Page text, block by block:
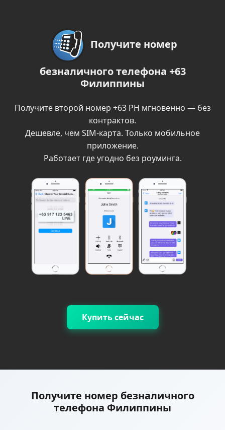
Получите номер
безналичного телефона +63
Филиппины
Получите второй номер +63 PH мгновенно — без
контрактов.
Дешевле, чем SIM-карта. Только мобильное
приложение.
Работает где угодно без роуминга.
Купить сейчас
Получите номер безналичного
телефона Филиппины